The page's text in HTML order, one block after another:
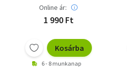
fotopapírok
Online ár:
1 990 Ft
Kosárba
6 - 8 munkanap